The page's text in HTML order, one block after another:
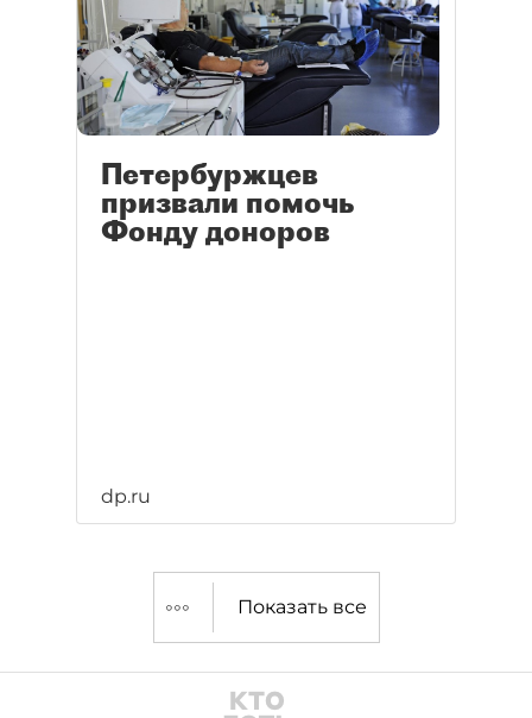
Петербуржцев
призвали помочь
Фонду доноров
dp.ru
Показать все